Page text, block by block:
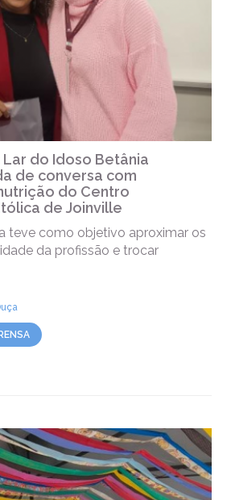
do Idoso Betânia
de conversa com
do Centro
de Joinville
teve como objetivo aproximar os
da profissão e trocar